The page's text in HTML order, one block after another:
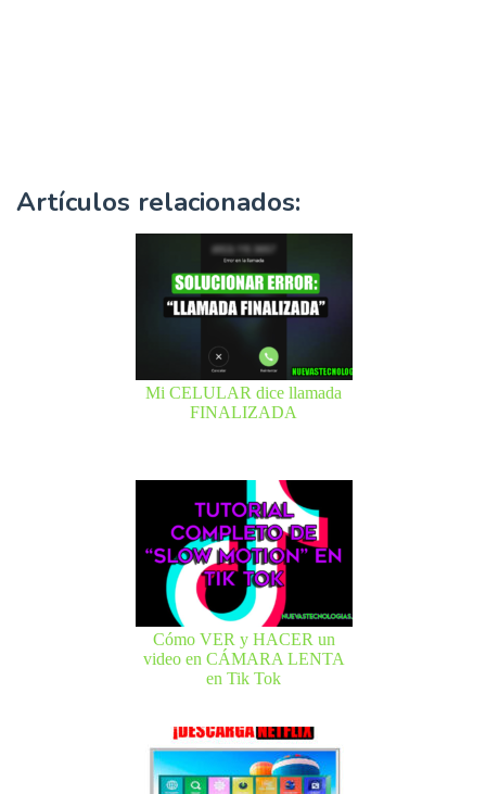
Artículos relacionados:
Mi CELULAR dice llamada
FINALIZADA
Cómo VER y HACER un
video en CÁMARA LENTA
en Tik Tok